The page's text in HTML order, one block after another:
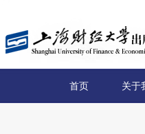
首页 关于